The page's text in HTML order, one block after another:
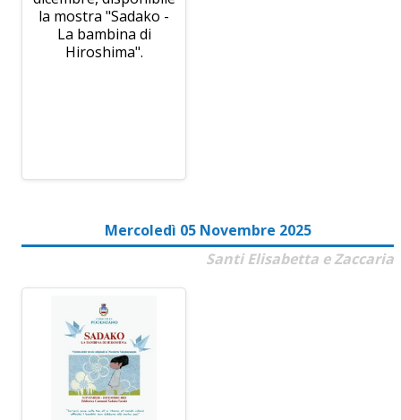
la mostra "Sadako -
La bambina di
Hiroshima".
Mercoledì 05 Novembre 2025
Santi Elisabetta e Zaccaria